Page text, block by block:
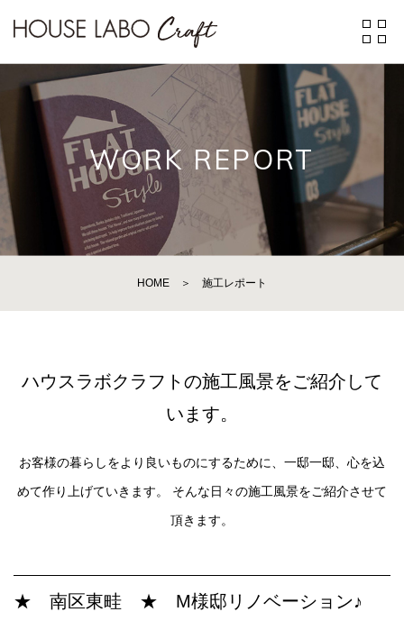
WORK REPORT
HOME ＞ 施工レポート
ハウスラボクラフトの施工風景をご紹介して
います。
お客様の暮らしをより良いものにするために、一邸一邸、心を込
めて作り上げていきます。
そんな日々の施工風景をご紹介させて
頂きます。
★ 南区東畦 ★ M様邸リノベーション♪